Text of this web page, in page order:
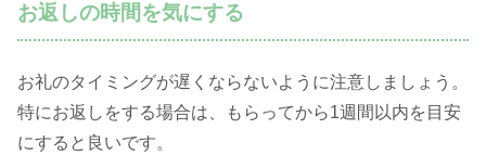
お返しの時間を気にする
お礼のタイミングが遅くならないように注意しましょう。
特にお返しをする場合は、もらってから1週間以内を目安
にすると良いです。